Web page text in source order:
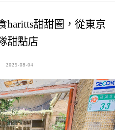
haritts甜甜圈，從東京
甜點店
2025-08-04